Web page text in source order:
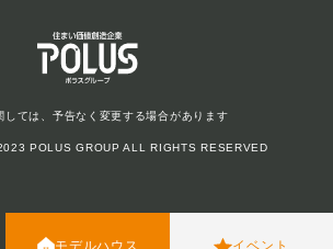
ては、予告なく変更する場合があります
POLUS GROUP ALL RIGHTS RESERVED
モデルハウス イベント